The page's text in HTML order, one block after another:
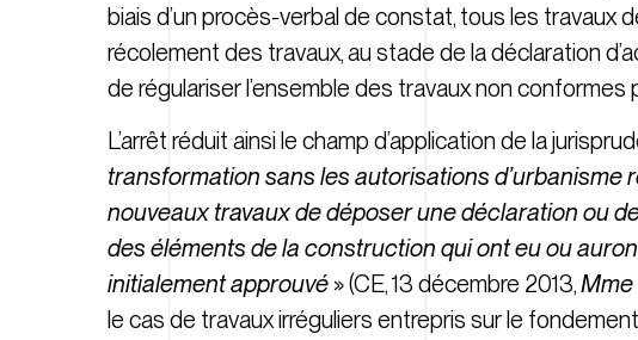
biais d’un procès-verbal de constat, tous les travaux
récolement des travaux, au stade de la déclaration
de régulariser l’ensemble des travaux non conformes
L’arrêt réduit ainsi le champ d’application de la
transformation sans les autorisations d’urbanisme
nouveaux travaux de déposer une déclaration ou
des éléments de la construction qui ont eu ou
initialement approuvé » (CE, 13 décembre 2013,Mme
le cas de travaux irréguliers entrepris sur le